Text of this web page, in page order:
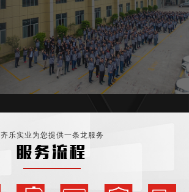
齐乐实业为您提供一条龙服务
服务流程